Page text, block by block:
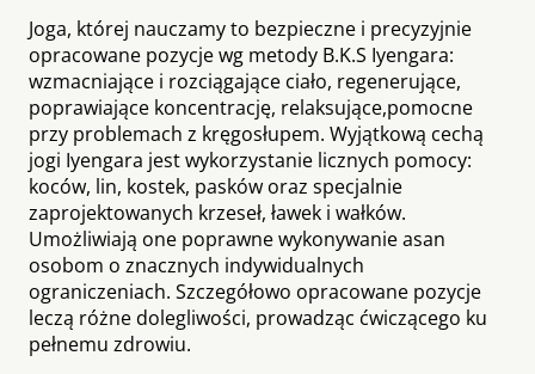
Joga, której nauczamy to bezpieczne i precyzyjnie
opracowane pozycje wg metody B.K.S Iyengara:
wzmacniające i rozciągające ciało, regenerujące,
poprawiające koncentrację, relaksujące,pomocne
przy problemach z kręgosłupem. Wyjątkową cechą
jogi Iyengara jest wykorzystanie licznych pomocy:
koców, lin, kostek, pasków oraz specjalnie
zaprojektowanych krzeseł, ławek i wałków.
Umożliwiają one poprawne wykonywanie asan
osobom o znacznych indywidualnych
ograniczeniach. Szczegółowo opracowane pozycje
leczą różne dolegliwości, prowadząc ćwiczącego ku
pełnemu zdrowiu.